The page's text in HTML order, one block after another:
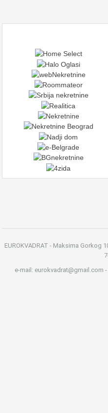
EUROKVADRAT - Maksima Gorkog
e-mail: eurokvadrat@gmail.com